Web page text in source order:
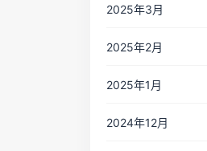
2025年3月
2025年2月
2025年1月
2024年12月